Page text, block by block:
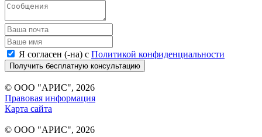
Я согласен (-на) с Политикой конфиденциальности
Получить бесплатную консультацию
© ООО "АРИС", 2026
Правовая информация
Карта сайта
© ООО "АРИС", 2026